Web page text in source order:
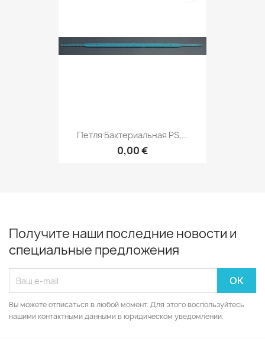
Петля Бактериальная PS,...
0,00 €
Получите наши последние новости и
специальные предложения
Вы можете отписаться в любой момент. Для этого воспользуйтесь
нашими контактными данными в юридическом уведомлении.